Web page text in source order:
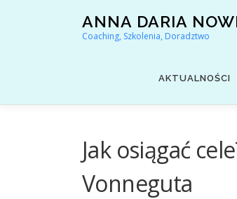
ANNA DARIA
Coaching, Szkolenia, Doradztwo
AKTUALNOŚCI
Jak osiągać
Vonneguta